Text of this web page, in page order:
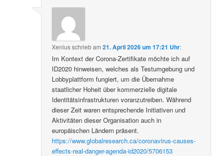
Xeniusschriebam21. April 2026 um 17:21 Uhr:
Im Kontext der Corona-Zertifikate möchte ich auf
ID2020 hinweisen, welches als Testumgebung und
Lobbyplattform fungiert, um die Übernahme
staatlicher Hoheit über kommerzielle digitale
Identitätsinfrastrukturen voranzutreiben. Während
dieser Zeit waren entsprechende Initiativen und
Aktivitäten dieser Organisation auch in
europäischen Ländern präsent.
https://www.globalresearch.ca/coronavirus-causes-
effects-real-danger-agenda-id2020/5706153